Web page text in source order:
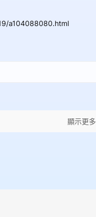
a104088080.html
顯示更多